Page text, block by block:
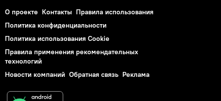
О проекте Контакты Правила использования
Политика конфиденциальности
Политика использования Cookie
Правила применения рекомендательных
технологий
Новости компаний Обратная связь Реклама